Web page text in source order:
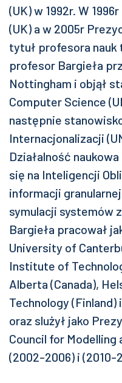
(UK) w 1992r. W
(UK) a w 2005r
tytuł profesora nauk
profesor Bargieła
Nottingham i objął
Computer Science
następnie
Internacjonalizacji
Działalność
się na Inteligencji
informacji
symulacji systemów
Bargieła pracował
University of
Institute of
Alberta (Canada),
Technology
oraz slużył jako
Council for Modelling
(2002-2006) i (2010-